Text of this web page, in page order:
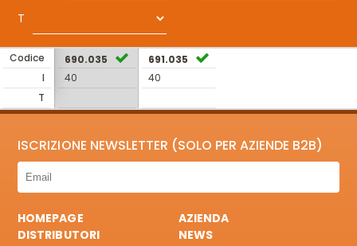
T
Codice
I
T
690.035
40
691.035
40
ISCRIZIONE NEWSLETTER (SOLO PER AZIENDE B2B)
HOMEPAGE
AZIENDA
DISTRIBUTORI
NEWS